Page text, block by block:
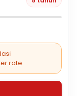
rate.